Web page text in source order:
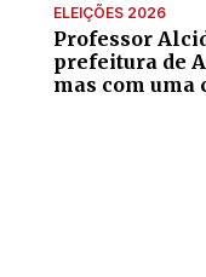
ELEIÇÕES 2026
Professor
prefeitura de
mas com uma